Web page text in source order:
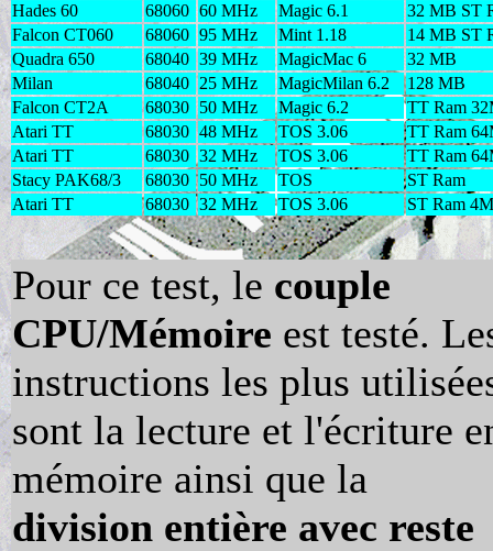
Hades 60
68060 60 MHz Magic 6.1
32 MB ST
Falcon CT060
68060 95 MHz Mint 1.18
14 MB ST
Quadra 650
68040 39 MHz MagicMac 6
32 MB
Milan
68040 25 MHz MagicMilan 6.2
128 MB
Falcon CT2A
68030 50 MHz Magic 6.2
TT Ram
Atari TT
68030 48 MHz TOS 3.06
TT Ram
Atari TT
68030 32 MHz TOS 3.06
TT Ram
Stacy PAK68/3
68030 50 MHz TOS
ST Ram
Atari TT
68030 32 MHz TOS 3.06 ST Ram
Pour ce test, le couple
CPU/Mémoire est testé.
instructions les plus
sont la lecture et l'écriture
mémoire ainsi que la
division entière avec reste